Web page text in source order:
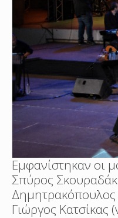
Εμφανίστηκαν οι
Σπύρος
Δημητρακόπουλος
Γιώργος